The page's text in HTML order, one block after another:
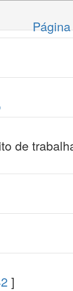
de
]